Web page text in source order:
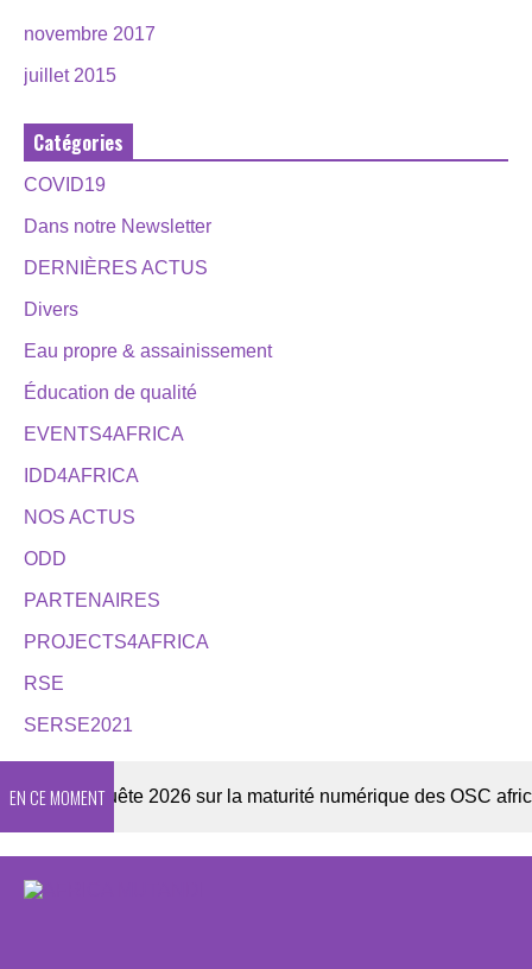
novembre 2017
juillet 2015
Catégories
COVID19
Dans notre Newsletter
DERNIÈRES ACTUS
Divers
Eau propre & assainissement
Éducation de qualité
EVENTS4AFRICA
IDD4AFRICA
NOS ACTUS
ODD
PARTENAIRES
PROJECTS4AFRICA
RSE
SERSE2021
EN CE MOMENT
Enquête 2026 sur la maturité numérique des OSC